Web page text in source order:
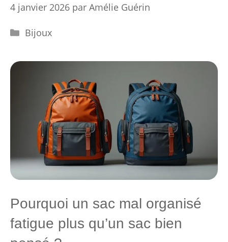
4 janvier 2026 par Amélie Guérin
Catégories
Bijoux
Pourquoi un sac mal organisé
fatigue plus qu’un sac bien